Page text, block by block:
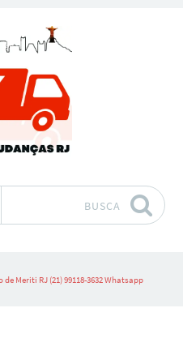
BUSCA
Meriti RJ (21) 99118-3632 Whatsapp